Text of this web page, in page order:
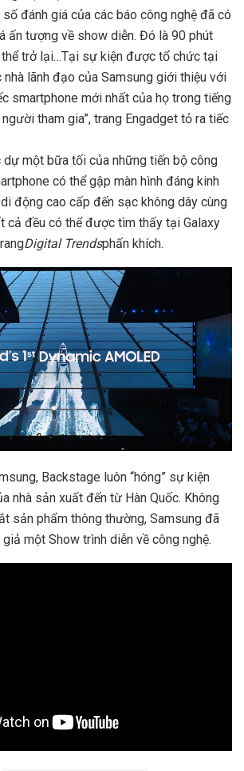
đánh giá của các báo công nghệ đã có
ấn tượng về show diễn. Đó là 90 phút
thể trở lại…Tại sự kiện được tổ chức tại
nhà lãnh đạo của Samsung giới thiệu với
smartphone mới nhất của họ trong tiếng
tham gia”, trang Engadget tỏ ra tiếc
dự một bữa tối của những tiến bộ công
có thể gập màn hình đáng kinh
động cao cấp đến sạc không dây cùng
cả đều có thể được tìm thấy tại Galaxy
Digital Trendsphấn khích.
Backstage luôn “hóng” sự kiện
nhà sản xuất đến từ Hàn Quốc. Không
sản phẩm thông thường, Samsung đã
một Show trình diễn về công nghệ.